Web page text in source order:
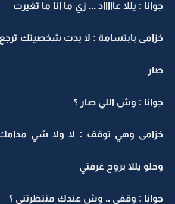
جوانا : يللا عاااااد ... زي ما انا ما تغيرت
خزامى بابتسامة : لا بدت شخصيتك
صار
جوانا : وش اللي صار ؟
خزامى وهي توقف : لا ولا شي
وحلو يللا بروح غرفتي
جوانا : وقفي .. وش عندك منتظرتني ؟